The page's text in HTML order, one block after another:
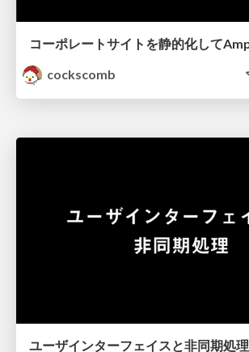
cockscomb
ユーザインターフェイスと非同期処理